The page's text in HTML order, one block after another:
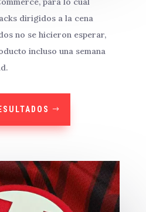
dirigidos a la cena
no se hicieron esperar,
incluso una semana